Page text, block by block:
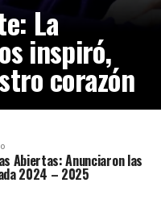
La
inspiró,
corazón
Abiertas: Anunciaron las
2024 – 2025